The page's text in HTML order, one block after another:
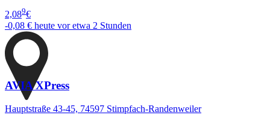
2,089€
-0,08 € heute vor etwa 2 Stunden
AVIA XPress
Hauptstraße 43-45, 74597 Stimpfach-Randenweiler